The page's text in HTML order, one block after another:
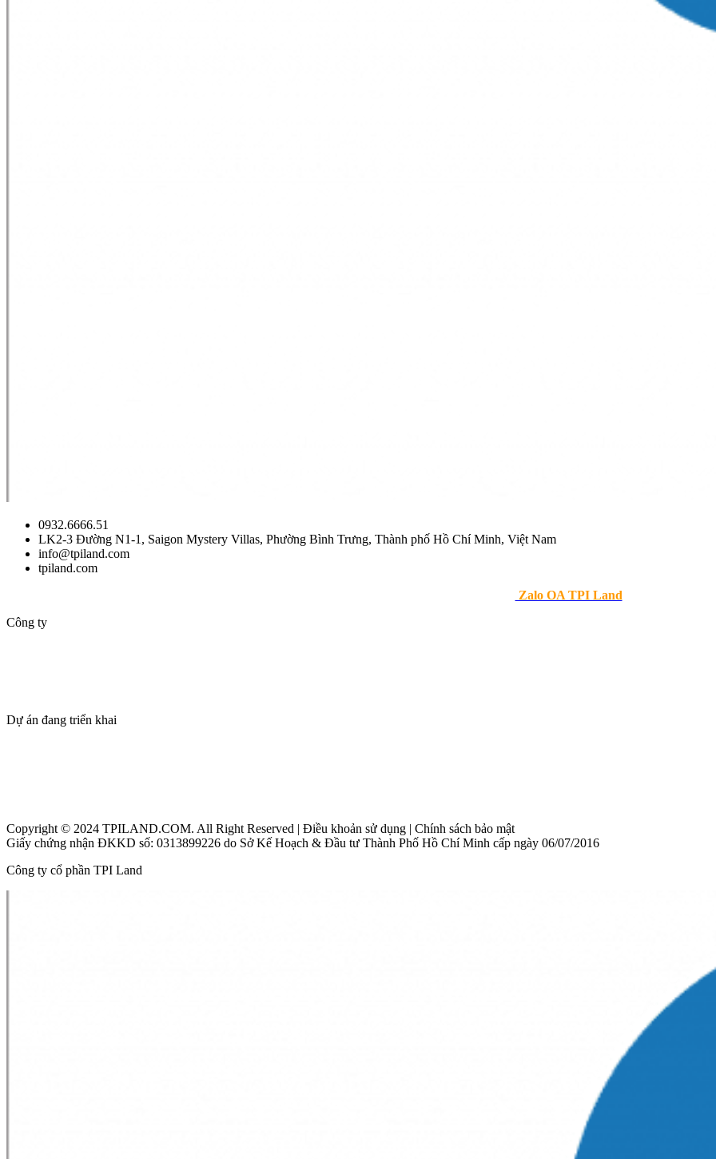
0932.6666.51
LK2-3 Đường N1-1, Saigon Mystery Villas, Phường Bình Trưng, Thành phố Hồ Chí Minh, Việt Nam
info@tpiland.com
tpiland.com
Zalo OA TPI Land
Công ty
Dự án đang triển khai
Copyright © 2024 TPILAND.COM. All Right Reserved | Điều khoản sử dụng | Chính sách bảo mật
Giấy chứng nhận ĐKKD số: 0313899226 do Sở Kế Hoạch & Đầu tư Thành Phố Hồ Chí Minh cấp ngày 06/07/2016
Công ty cổ phần TPI Land